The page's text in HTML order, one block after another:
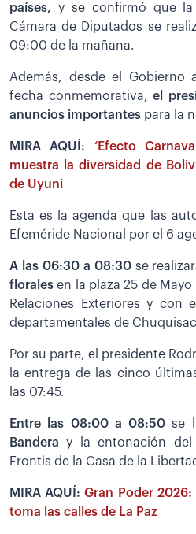
países, y se confirmó que
Cámara de Diputados se
09:00 de la mañana.
Además, desde el Gobierno
fecha conmemorativa,el
anuncios importantes para la
MIRA AQUÍ: ‘Efecto
muestra la diversidad de
de Uyuni
Esta es la agenda que las
Efeméride Nacional por el 6
A las 06:30 a 08:30se
florales en la plaza 25 de
Relaciones Exteriores y con
departamentales de
Por su parte, el presidente
la entrega de las cinco
las 07:45.
Entre las 08:00 a 08:50 se
Bandera y la entonación del
Frontis de la Casa de la
MIRA AQUÍ:Gran Poder
toma las calles de La Paz